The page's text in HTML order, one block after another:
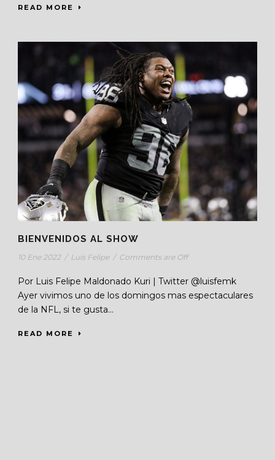
READ MORE
BIENVENIDOS AL SHOW
10 Ene 2022 / Luis Felipe / Comments are Off
Por Luis Felipe Maldonado Kuri | Twitter @luisfemk
Ayer vivimos uno de los domingos mas espectaculares
de la NFL, si te gusta...
READ MORE